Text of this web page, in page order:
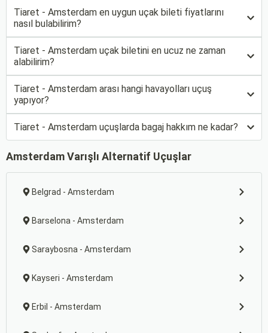
Tiaret - Amsterdam en uygun uçak bileti fiyatlarını
nasıl bulabilirim?
Tiaret - Amsterdam uçak biletini en ucuz ne zaman
alabilirim?
Tiaret - Amsterdam arası hangi havayolları uçuş
yapıyor?
Tiaret - Amsterdam uçuşlarda bagaj hakkım ne kadar?
Amsterdam Varışlı Alternatif Uçuşlar
Belgrad - Amsterdam
Barselona - Amsterdam
Saraybosna - Amsterdam
Kayseri - Amsterdam
Erbil - Amsterdam